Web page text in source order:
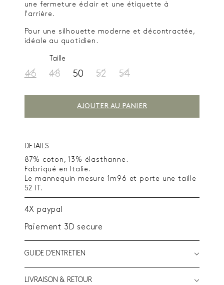
une fermeture éclair et une étiquette à
l'arrière.
Pour une silhouette moderne et décontractée,
idéale au quotidien.
Taille
46 48 50 52 54
AJOUTER AU PANIER
DETAILS
87% coton, 13% élasthanne.
Fabriqué en Italie.
Le mannequin mesure 1m96 et porte une taille
52 IT.
4X paypal
Paiement 3D secure
GUIDE D'ENTRETIEN
LIVRAISON & RETOUR